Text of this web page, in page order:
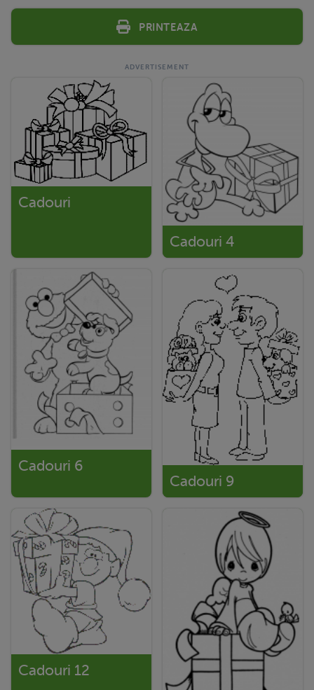
Printeaza
Cadouri
Cadouri 4
Cadouri 6
Cadouri 9
Cadouri 12